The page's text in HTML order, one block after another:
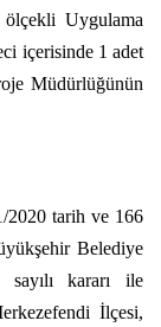
Uygulama
içerisinde 1 adet
Müdürlüğünün
2020 tarih ve 166
Belediye
kararı ile
İlçesi,